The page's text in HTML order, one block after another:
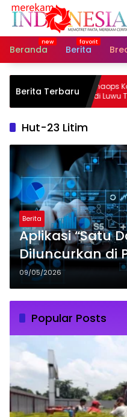
Langsung
Beranda
Berita
Berita TerbaruAstamaops
Vale di Luwu Timur
Hut-23 Litim
Berita
Aplikasi “Satu
Diluncurkan di
Timur ke-23
09/05/2026
Popular Posts